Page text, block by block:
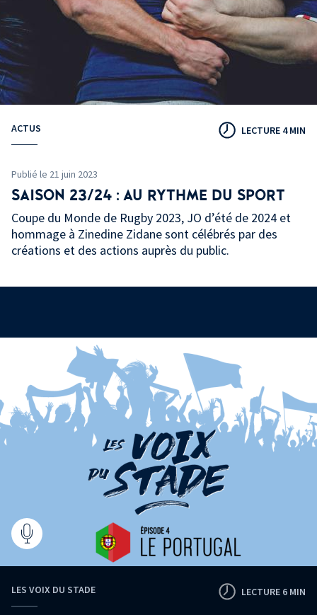
ACTUS LECTURE 4 MIN
Publié le 21 juin 2023
SAISON 23/24 : AU RYTHME DU SPORT
Coupe du Monde de Rugby 2023, JO d’été de 2024 et
hommage à Zinedine Zidane sont célébrés par des
créations et des actions auprès du public.
LES VOIX DU STADE LECTURE 6 MIN